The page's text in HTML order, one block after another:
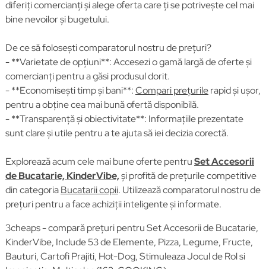
diferiți comercianți și alege oferta care ți se potrivește cel mai
bine nevoilor și bugetului.
De ce să folosești comparatorul nostru de prețuri?
- **Varietate de opțiuni**: Accesezi o gamă largă de oferte și
comercianți pentru a găsi produsul dorit.
- **Economisești timp și bani**:Compari prețurilerapid și ușor,
pentru a obține cea mai bună ofertă disponibilă.
- **Transparență și obiectivitate**: Informațiile prezentate
sunt clare și utile pentru a te ajuta să iei decizia corectă.
Explorează acum cele mai bune oferte pentruSet Accesorii
de Bucatarie, KinderVibe,și profită de prețurile competitive
din categoriaBucatarii copii. Utilizează comparatorul nostru de
prețuri pentru a face achiziții inteligente și informate.
3cheaps - compară prețuri pentru Set Accesorii de Bucatarie,
KinderVibe, Include 53 de Elemente, Pizza, Legume, Fructe,
Bauturi, Cartofi Prajiti, Hot-Dog, Stimuleaza Jocul de Rol si